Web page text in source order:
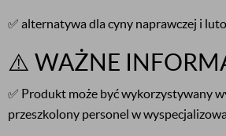
✅ alternatywa dla cyny naprawczej i
⚠️ WAŻNE
✅ Produkt może być wykorzystywany
przeszkolony personel w